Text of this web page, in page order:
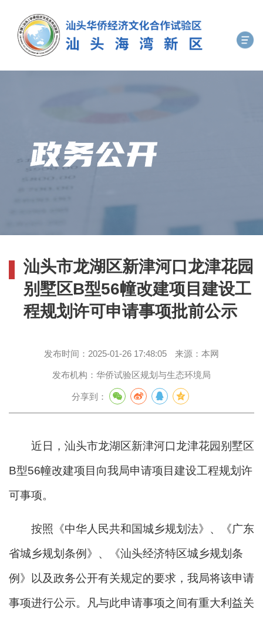
汕头市龙湖区新津河口龙津花园
别墅区B型56幢改建项目建设工
程规划许可申请事项批前公示
发布时间： 2025-01-26 17:48:05 来源： 本网
发布机构： 华侨试验区规划与生态环境局
分享到：
近日，汕头市龙湖区新津河口龙津花园别墅区
B型56幢改建项目向我局申请项目建设工程规划许
可事项。
按照《中华人民共和国城乡规划法》、《广东
省城乡规划条例》、《汕头经济特区城乡规划条
例》以及政务公开有关规定的要求，我局将该申请
事项进行公示。凡与此申请事项之间有重大利益关